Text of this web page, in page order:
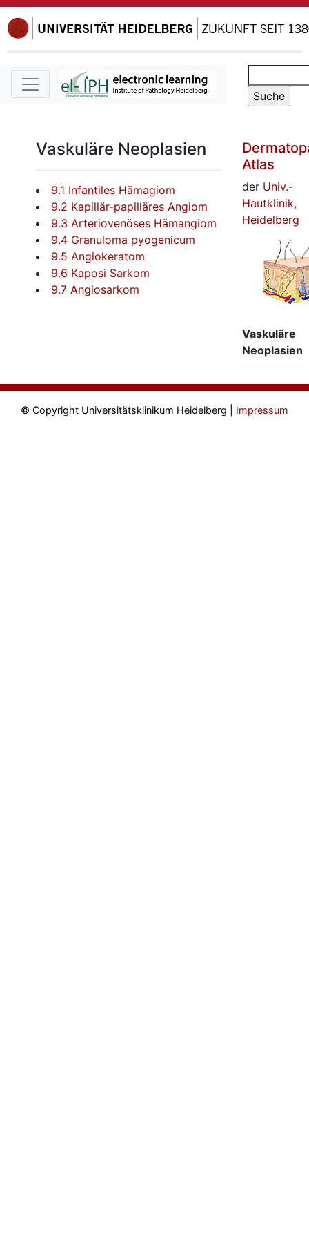
Vaskuläre Neoplasien
9.1 Infantiles Hämagiom
9.2 Kapillär-papilläres Angiom
9.3 Arteriovenöses Hämangiom
9.4 Granuloma pyogenicum
9.5 Angiokeratom
9.6 Kaposi Sarkom
9.7 Angiosarkom
Atlas
der Univ.-
Hautklinik,
Heidelberg
Vaskuläre
Neoplasien
© Copyright Universitätsklinikum Heidelberg | Impressum